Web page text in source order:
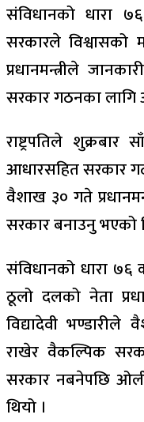
संविधानको धारा
सरकारले
प्रधानमन्त्रीले
सरकार गठनका लागि
राष्ट्रपतिले शुक्रबार
आधारसहित सरकार
वैशाख ३० गते
सरकार बनाउनु भएको
संविधानको धारा ७६
ठूलो दलको नेता
विद्यादेवी
राखेर वैकल्पिक
सरकार नबनेपछि
थियो ।